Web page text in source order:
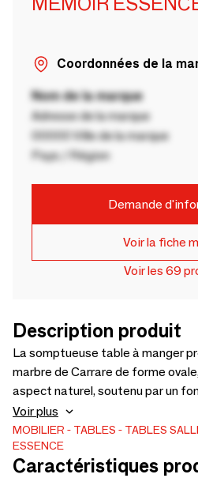
Coordonnées de la
Nom de la marque
Adresse de la marque
00000 Ville de la marque
Pays / Région
Demande
Voir la fiche
Voir les 69
Description produit
La somptueuse table à manger
marbre de Carrare de forme
aspect naturel, soutenu par un
travaillé de manière à rendre le
maille dorée qui peut prendre
arabes sculptés dorés ou même
table à manger peut être un
Voir plus
MOBILIER TABLES TABLES
ESSENCE
Caractéristiques